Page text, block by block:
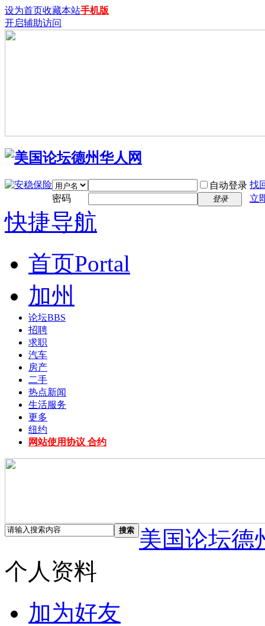
设为首页收藏本站手机版
开启辅助访问
自动登录 找
密码
登录 立
快捷导航
首页Portal
加州
论坛BBS
招聘
求职
汽车
房产
二手
热点新闻
生活服务
更多
纽约
网站使用协议 合约
搜索
美国论坛德
个人资料
加为好友